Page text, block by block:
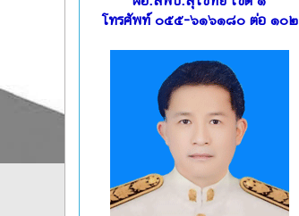
โทรศัพท์ ๐๕๕-๖๑๖๑๘๐ ต่อ ๑๐๒